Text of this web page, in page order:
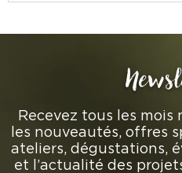
Recevez tous les
les nouveautés, offres
ateliers, dégustations,
et l’actualité des